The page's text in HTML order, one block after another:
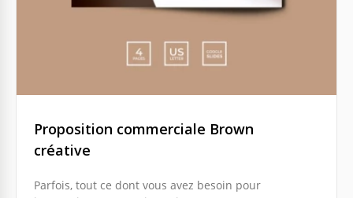
Proposition commerciale Brown
créative
Parfois, tout ce dont vous avez besoin pour